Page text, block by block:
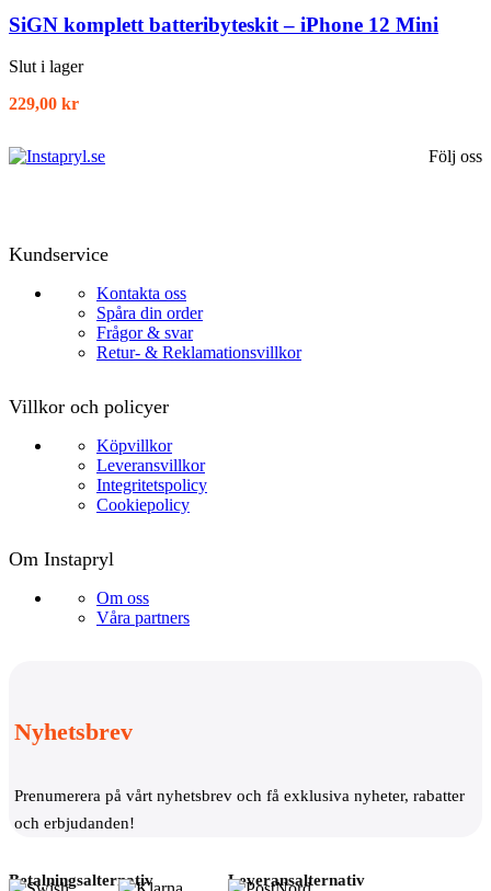
SiGN komplett batteribyteskit – iPhone 12 Mini
Slut i lager
229,00 kr
Följ oss
Kundservice
Kontakta oss
Spåra din order
Frågor & svar
Retur- & Reklamationsvillkor
Villkor och policyer
Köpvillkor
Leveransvillkor
Integritetspolicy
Cookiepolicy
Om Instapryl
Om oss
Våra partners
Nyhetsbrev
Prenumerera på vårt nyhetsbrev och få exklusiva nyheter, rabatter
och erbjudanden!
Betalningsalternativ Leveransalternativ